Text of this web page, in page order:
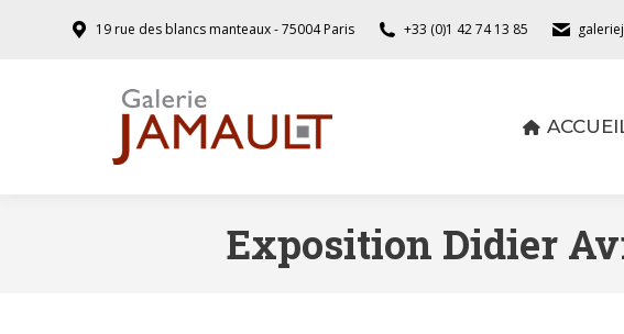
19 rue des blancs manteaux - 75004 Paris +33 (0)1 42 74 13 85
Exposition Didier